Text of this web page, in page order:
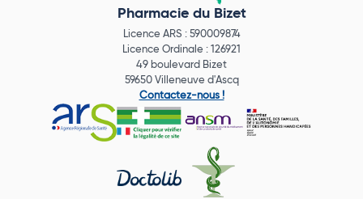
Pharmacie du Bizet
Licence ARS : 590009874
Licence Ordinale : 126921
49 boulevard Bizet
59650 Villeneuve d'Ascq
Contactez-nous !